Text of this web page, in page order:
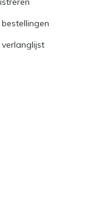
bestellingen
verlanglijst